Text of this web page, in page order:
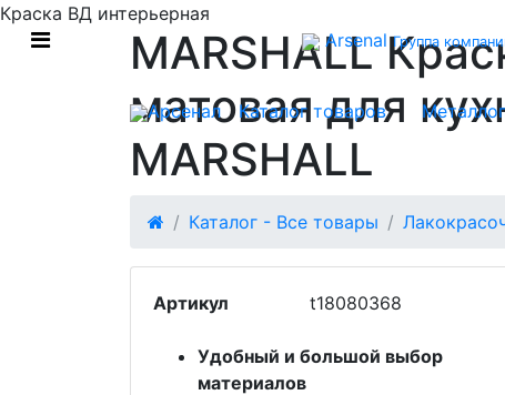
ArsenalГруппа
Арсенал Каталог товаров
Краска ВД интерьерная
MARSHALL
матовая для
MARSHALL
Каталог - Все товары
Артикул t18080368
Удобный и большой выбор
материалов